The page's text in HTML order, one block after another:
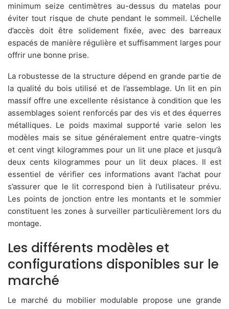
minimum seize centimètres au-dessus du matelas pour
éviter tout risque de chute pendant le sommeil. L’échelle
d’accès doit être solidement fixée, avec des barreaux
espacés de manière régulière et suffisamment larges pour
offrir une bonne prise.
La robustesse de la structure dépend en grande partie de
la qualité du bois utilisé et de l’assemblage. Un lit en pin
massif offre une excellente résistance à condition que les
assemblages soient renforcés par des vis et des équerres
métalliques. Le poids maximal supporté varie selon les
modèles mais se situe généralement entre quatre-vingts
et cent vingt kilogrammes pour un lit une place et jusqu’à
deux cents kilogrammes pour un lit deux places. Il est
essentiel de vérifier ces informations avant l’achat pour
s’assurer que le lit correspond bien à l’utilisateur prévu.
Les points de jonction entre les montants et le sommier
constituent les zones à surveiller particulièrement lors du
montage.
Les différents modèles et
configurations disponibles sur le
marché
Le marché du mobilier modulable propose une grande